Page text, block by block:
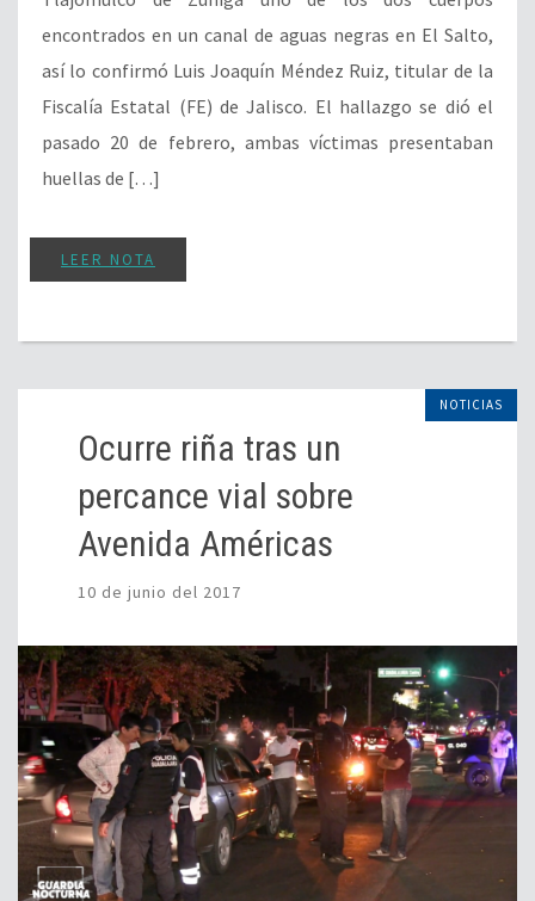
encontrados en un canal de aguas negras en El Salto,
así lo confirmó Luis Joaquín Méndez Ruiz, titular de la
Fiscalía Estatal (FE) de Jalisco. El hallazgo se dió el
pasado 20 de febrero, ambas víctimas presentaban
huellas de […]
LEER NOTA
NOTICIAS
Ocurre riña tras un
percance vial sobre
Avenida Américas
10 de junio del 2017